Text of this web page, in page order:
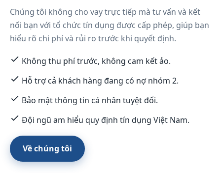
Chúng tôi không cho vay trực tiếp mà tư vấn và kết
nối bạn với tổ chức tín dụng được cấp phép, giúp bạn
hiểu rõ chi phí và rủi ro trước khi quyết định.
Không thu phí trước, không cam kết ảo.
Hỗ trợ cả khách hàng đang có nợ nhóm 2.
Bảo mật thông tin cá nhân tuyệt đối.
Đội ngũ am hiểu quy định tín dụng Việt Nam.
Về chúng tôi